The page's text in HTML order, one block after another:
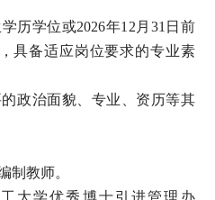
历学位或2026年1 2 月 31 日前
具备适应岗位要求的专业素
政治面貌、专业、资历等其
制教师。